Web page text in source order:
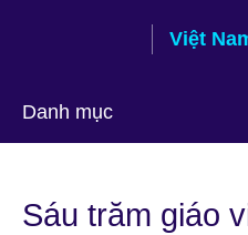
Việt
Danh mục
language
Sáu trăm giáo